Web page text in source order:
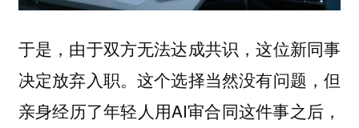
于是，由于双方无法达成共识，这位新同事
决定放弃入职。这个选择当然没有问题，但
亲身经历了年轻人用AI审合同这件事之后，